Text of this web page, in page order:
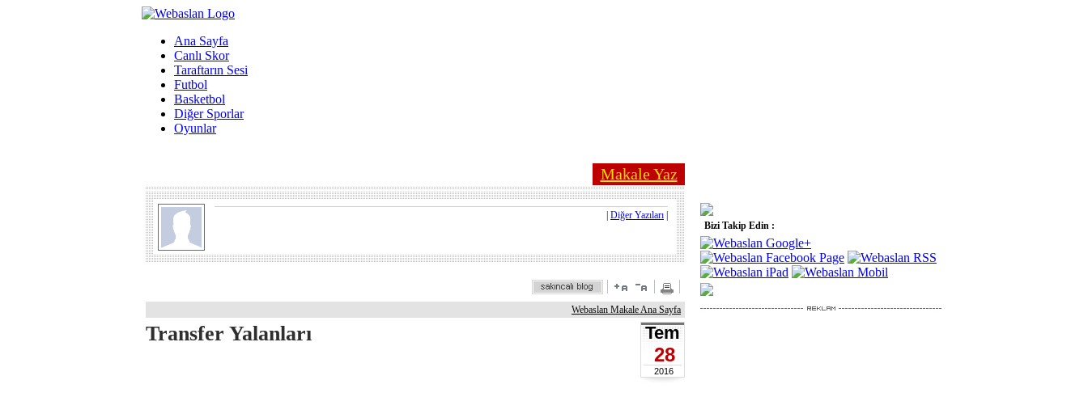
Ana Sayfa
Canlı Skor
Taraftarın Sesi
Futbol
Basketbol
Diğer Sporlar
Oyunlar
Makale Yaz
Diğer Yazıları
Webaslan Makale Ana Sayfa
Transfer Yalanları Tem
28
2016
Bizi Takip Edin :